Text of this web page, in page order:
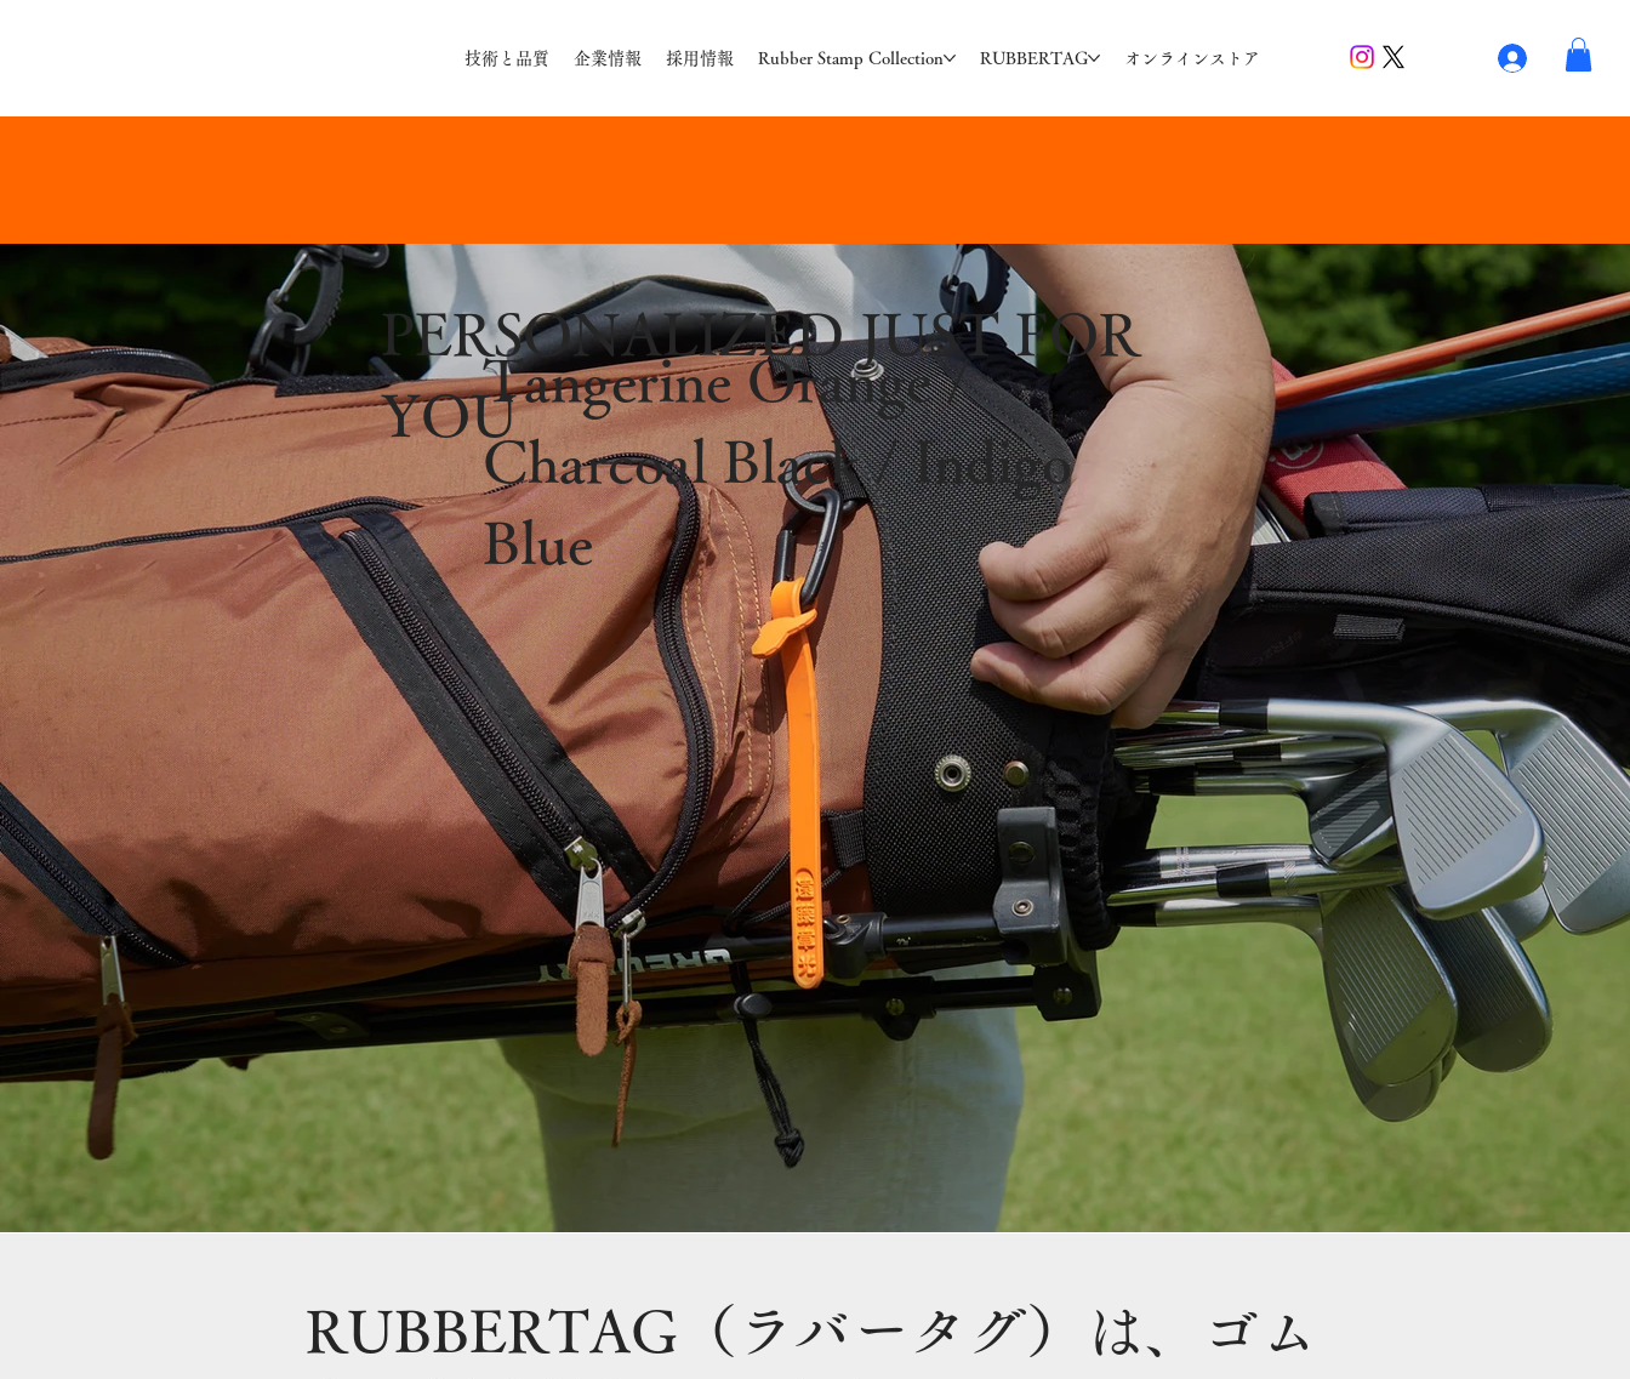
技術と品質 企業情報 採用情報 Rubber Stamp Collection RUBBERTAG オンラインストア
Tangerine Orange /
Charcoal Black / Indigo
Blue
PERSONALIZED JUST FOR
YOU
RUBBERTAG（ラバータグ）は、ゴム